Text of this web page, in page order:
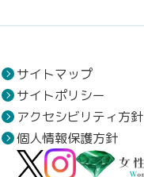
サイトマップ
サイトポリシー
アクセシビリティ方針
個人情報保護方針